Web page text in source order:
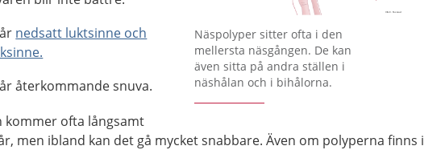
Förstora bilden
Näspolyper sitter ofta i den
mellersta näsgången. De kan
även sitta på andra ställen i
näshålan och i bihålorna.
nedsatt luktsinne och
återkommande snuva.
kommer ofta långsamt
men ibland kan det gå mycket snabbare. Även om polyperna finns i